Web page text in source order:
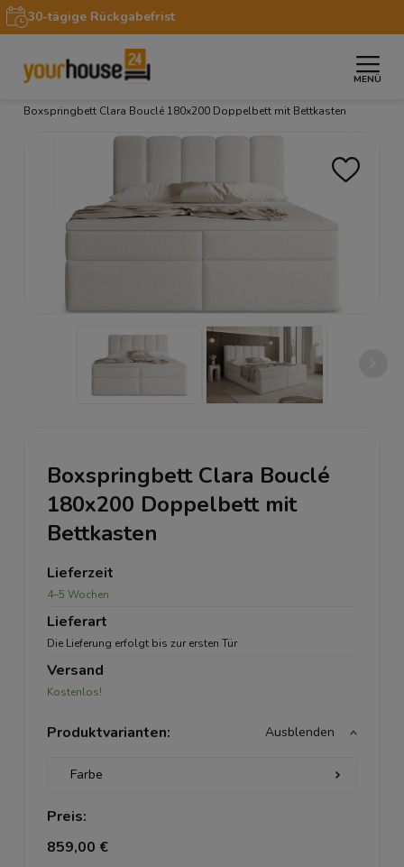
30-tägige Rückgabefrist
MENÜ
Startseite » Möbel »
Boxspringbett Clara Bouclé 180x200 Doppelbett mit Bettkasten
Boxspringbett Clara Bouclé
180x200 Doppelbett mit
Bettkasten
Lieferzeit
4–5 Wochen
Lieferart
Die Lieferung erfolgt bis zur ersten Tür
Versand
Kostenlos!
Produktvarianten: Ausblenden
Preis:
859,00 €